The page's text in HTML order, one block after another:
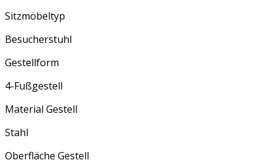
Sitzmöbeltyp
Besucherstuhl
Gestellform
4-Fußgestell
Material Gestell
Stahl
Oberfläche Gestell